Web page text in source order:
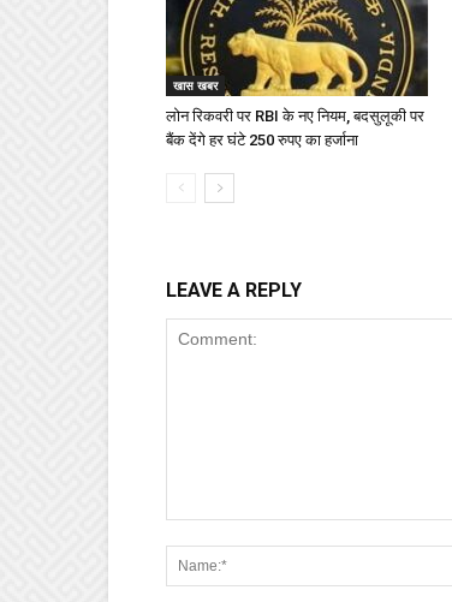
खास खबर
लोन रिकवरी पर RBI के नए नियम, बदसुलूकी पर
बैंक देंगे हर घंटे 250 रुपए का हर्जाना
LEAVE A REPLY